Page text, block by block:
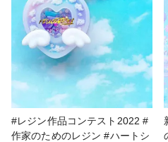
#レジン作品コンテスト2022 #
作家のためのレジン #ハートシ